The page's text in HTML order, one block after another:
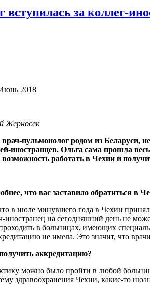
вступилась за коллег-
2018
Жерносек
пульмонолог родом из Беларуси,
иностранцев. Ольга сама прошла
работать в Чехии и
что вас заставило обратиться в
в июле минувшего года в Чехии
иностранец на сегодняшний день не
проходить в больницах, имеющих
не имела. Это значит, что
аккредитацию?
можно было пройти в любой
здравоохранения Чехии, какие-то